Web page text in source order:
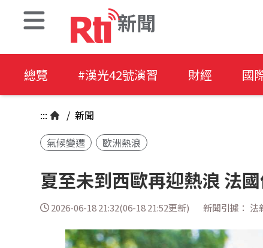
新聞
總覽 #漢光42號演習 財經 國
::: / 新聞
氣候變遷
歐洲熱浪
夏至未到西歐再迎熱浪 法
2026-06-18 21:32(06-18 21:52更新) 新聞引據： 法